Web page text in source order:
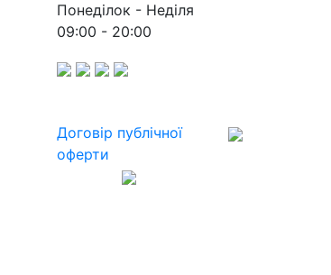
Понеділок - Неділя
09:00 - 20:00
Договір публічної
оферти